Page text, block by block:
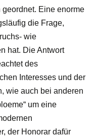
Eine enorme
die Frage,
wie
hat. Die Antwort
des
Interesses und der
wie auch bei anderen
um eine
der Honorar dafür